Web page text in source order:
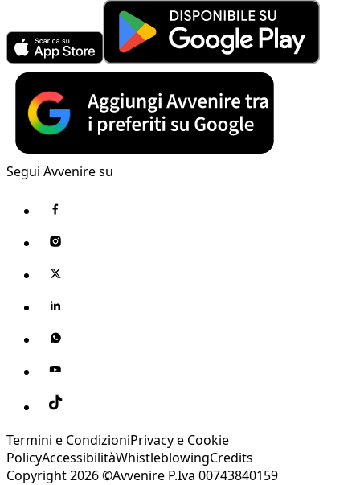
Segui Avvenire su
Termini e CondizioniPrivacy e Cookie
PolicyAccessibilitàWhistleblowingCredits
Copyright 2026 ©Avvenire P.Iva 00743840159